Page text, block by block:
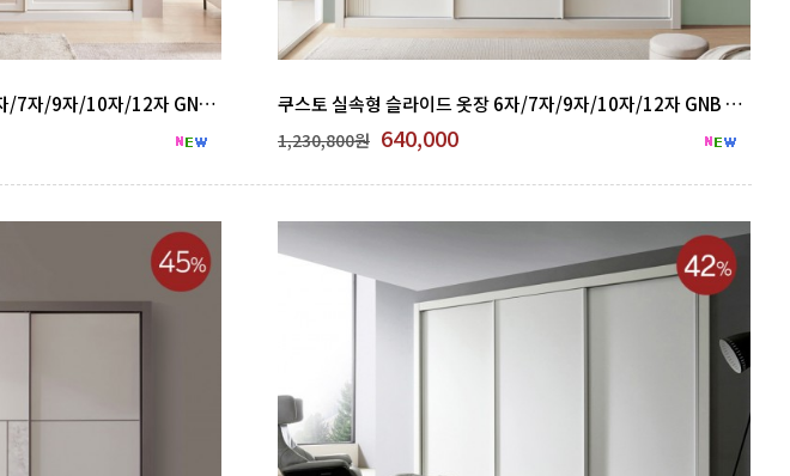
끌로에Ⅰ 실속형 슬라이드 옷장 6자/7자/9자/10자/12자 GNB 500-18 쿠스토 실속형 슬라이드 옷장 6자/7자/9자/10자/12자 GNB 500-16
1,230,800원 640,000